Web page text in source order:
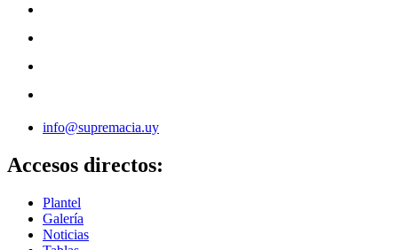
info@supremacia.uy
Accesos directos:
Plantel
Galería
Noticias